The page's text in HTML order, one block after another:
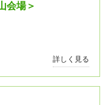
会場＞
詳しく見る